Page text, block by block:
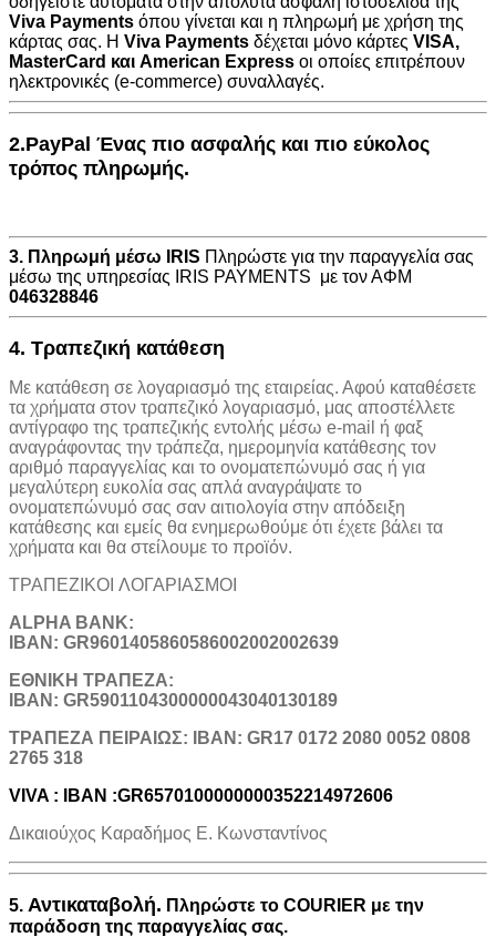
Viva Payments όπου γίνεται και η πληρωμή με χρήση της
κάρτας σας. Η Viva Payments δέχεται μόνο κάρτες VISA,
MasterCard και American Express οι οποίες επιτρέπουν
ηλεκτρονικές (e-commerce) συναλλαγές.
2.PayPal Ένας πιο ασφαλής και πιο εύκολος
τρόπος πληρωμής.
3. Πληρωμή μέσω IRIS Πληρώστε για την παραγγελία σας
μέσω της υπηρεσίας IRIS PAYMENTS με τον ΑΦΜ
046328846
4. Τραπεζική κατάθεση
Με κατάθεση σε λογαριασμό της εταιρείας. Αφού καταθέσετε
τα χρήματα στον τραπεζικό λογαριασμό, μας αποστέλλετε
αντίγραφο της τραπεζικής εντολής μέσω e-mail ή φαξ
αναγράφοντας την τράπεζα, ημερομηνία κατάθεσης τον
αριθμό παραγγελίας και το ονοματεπώνυμό σας ή για
μεγαλύτερη ευκολία σας απλά αναγράψατε το
ονοματεπώνυμό σας σαν αιτιολογία στην απόδειξη
κατάθεσης και εμείς θα ενημερωθούμε ότι έχετε βάλει τα
χρήματα και θα στείλουμε το προϊόν.
ΤΡΑΠΕΖΙΚOI ΛΟΓΑΡΙΑΣΜΟΙ
ALPHA BANK:
IBAN: GR9601405860586002002002639
ΕΘΝΙΚΗ ΤΡΑΠΕΖΑ:
IBAN: GR5901104300000043040130189
TΡΑΠΕΖΑ ΠΕΙΡΑΙΩΣ: IBAN: GR17 0172 2080 0052 0808
2765 318
VIVA : IBAN :GR6570100000000352214972606
Δικαιούχος Καραδήμος Ε. Κωνσταντίνος
5. Αντικαταβολή. Πληρώστε το COURIER με την
παράδοση της παραγγελίας σας.